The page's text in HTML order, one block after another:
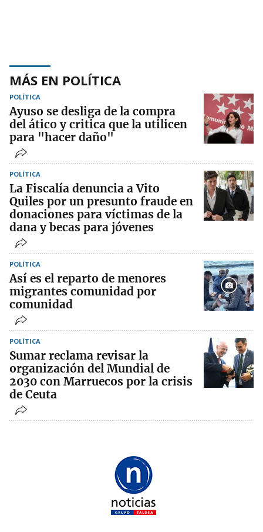
MÁS EN POLÍTICA
POLÍTICA
Ayuso se desliga de la compra
del ático y critica que la utilicen
para "hacer daño"
POLÍTICA
La Fiscalía denuncia a Vito
Quiles por un presunto fraude en
donaciones para víctimas de la
dana y becas para jóvenes
POLÍTICA
Así es el reparto de menores
migrantes comunidad por
comunidad
POLÍTICA
Sumar reclama revisar la
organización del Mundial de
2030 con Marruecos por la crisis
de Ceuta